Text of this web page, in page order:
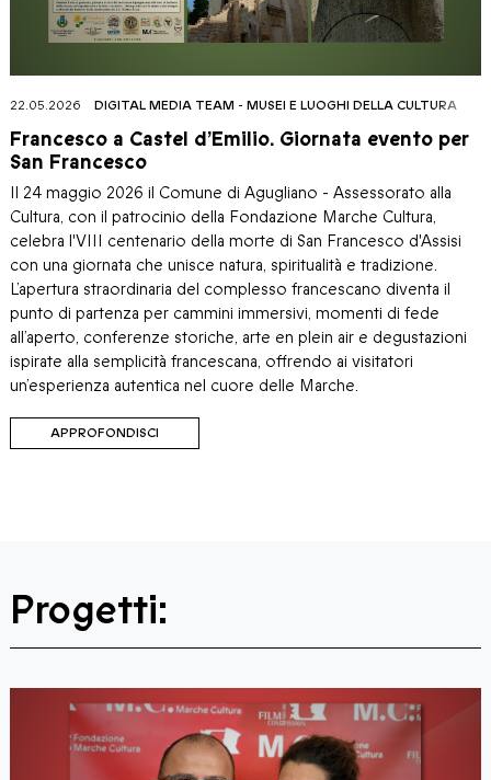
22.05.2026 DIGITAL MEDIA TEAM - MUSEI E LUOGHI DELLA CULTURA
Francesco a Castel d’Emilio. Giornata evento per
San Francesco
Il 24 maggio 2026 il Comune di Agugliano - Assessorato alla
Cultura, con il patrocinio della Fondazione Marche Cultura,
celebra l'VIII centenario della morte di San Francesco d'Assisi
con una giornata che unisce natura, spiritualità e tradizione.
L’apertura straordinaria del complesso francescano diventa il
punto di partenza per cammini immersivi, momenti di fede
all’aperto, conferenze storiche, arte en plein air e degustazioni
ispirate alla semplicità francescana, offrendo ai visitatori
un’esperienza autentica nel cuore delle Marche.
APPROFONDISCI
Progetti: